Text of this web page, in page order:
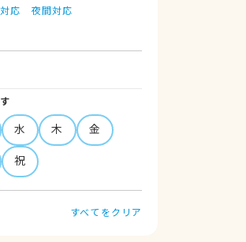
応
夜間対応
水 木
金
祝
すべてをクリア